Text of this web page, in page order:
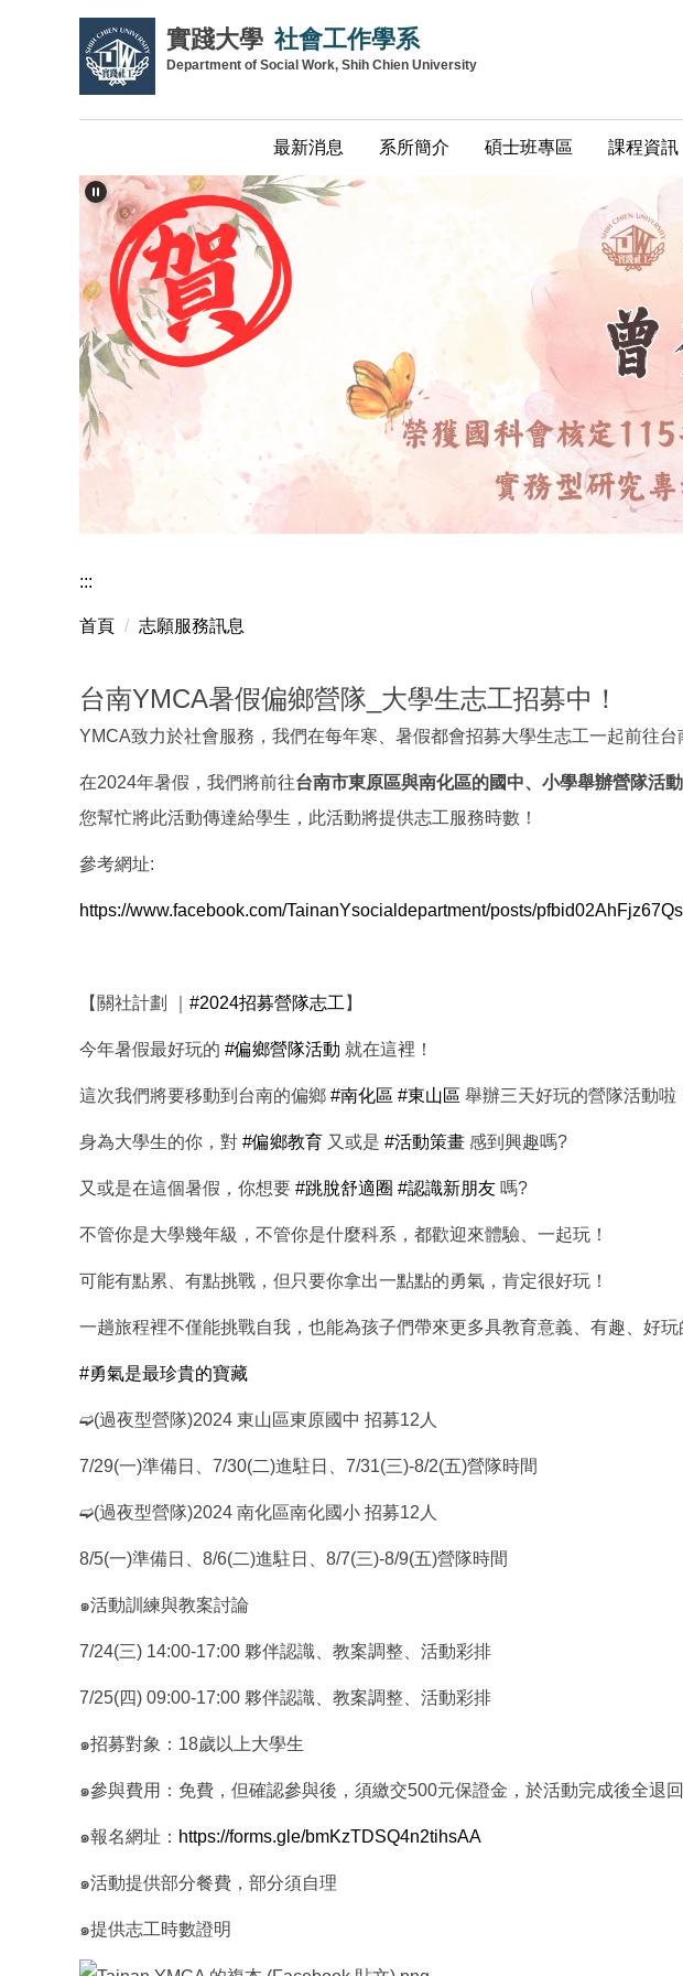
實踐大學 社會工作學系
Department of Social Work, Shih Chien University
最新消息 系所簡介 碩士班專區 課程資訊
曾秀雲老師獲國科會核定115年度技專
:::
首頁 志願服務訊息
台南YMCA暑假偏鄉營隊_大學生志工招募中！
YMCA致力於社會服務，我們在每年寒、 暑假都會招募大學生志工一起前往
在2024年暑假，我們將前往台南市東原區與南化區的國中、 小學舉辦營隊活動
您幫忙將此活動傳達給學生，此活動將提供志工服務時數！
參考網址:
https://www.facebook.com/TainanYsocialdepartment/posts/
【關社計劃 ｜ #2024招募營隊志工 】
今年暑假最好玩的 #偏鄉營隊活動 就在這裡！
這次我們將要移動到台南的偏鄉 #南化區 #東山區 舉辦三天好玩的營隊活動啦
身為大學生的你，對 #偏鄉教育 又或是 #活動策畫 感到興趣嗎?
又或是在這個暑假，你想要 #跳脫舒適圈 #認識新朋友 嗎?
不管你是大學幾年級，不管你是什麼科系，都歡迎來體驗、一起玩！
可能有點累、有點挑戰，但只要你拿出一點點的勇氣，肯定很好玩！
一趟旅程裡不僅能挑戰自我，也能為孩子們帶來更多具教育意義、 有趣、好玩
#勇氣是最珍貴的寶藏
➫(過夜型營隊)2024 東山區東原國中 招募12人
7/29(一)準備日、7/30(二)進駐日、7/31(三)-8/2(五)營隊時間
➫(過夜型營隊)2024 南化區南化國小 招募12人
8/5(一)準備日、8/6(二)進駐日、8/7(三)-8/9(五)營隊時間
๑活動訓練與教案討論
7/24(三) 14:00-17:00 夥伴認識、教案調整、活動彩排
7/25(四) 09:00-17:00 夥伴認識、教案調整、活動彩排
๑招募對象：18歲以上大學生
๑參與費用：免費，但確認參與後，須繳交500元保證金， 於活動完成後全退回
๑報名網址： https://forms.gle/bmKzTDSQ4n2tihsAA
๑活動提供部分餐費，部分須自理
๑提供志工時數證明